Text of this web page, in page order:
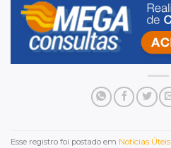
Esse registro foi postado em Notícias Úteis